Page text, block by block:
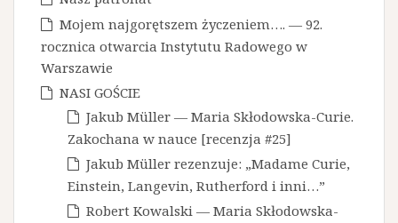
Mojem najgorętszem życzeniem…. — 92.
rocznica otwarcia Instytutu Radowego w
Warszawie
NASI GOŚCIE
Jakub Müller — Maria Skłodowska-Curie.
Zakochana w nauce [recenzja #25]
Jakub Müller rezenzuje: „Madame Curie,
Einstein, Langevin, Rutherford i inni…”
Robert Kowalski — Maria Skłodowska-